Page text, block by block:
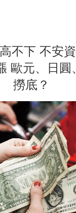
不下 不安
歐元、日圓
撈底？